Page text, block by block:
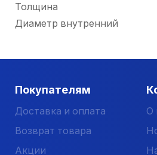
Толщина
Диаметр внутренний
Покупателям
Доставка и оплата
Возврат товара
Акции
О